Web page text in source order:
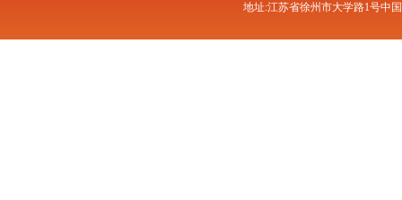
地址:江苏省徐州市大学路1号中